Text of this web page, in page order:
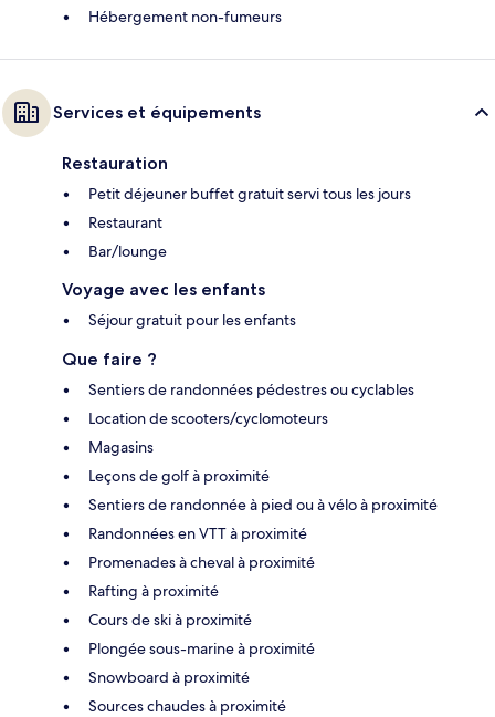
Hébergement non-fumeurs
Services et équipements
Restauration
Petit déjeuner buffet gratuit servi tous les jours
Restaurant
Bar/lounge
Voyage avec les enfants
Séjour gratuit pour les enfants
Que faire ?
Sentiers de randonnées pédestres ou cyclables
Location de scooters/cyclomoteurs
Magasins
Leçons de golf à proximité
Sentiers de randonnée à pied ou à vélo à proximité
Randonnées en VTT à proximité
Promenades à cheval à proximité
Rafting à proximité
Cours de ski à proximité
Plongée sous-marine à proximité
Snowboard à proximité
Sources chaudes à proximité